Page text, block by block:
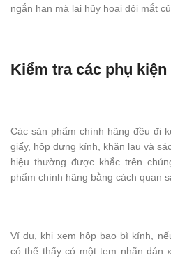
ngắn hạn mà lại hủy hoại đôi mắt
Kiểm tra các phụ kiện
Các sản phẩm chính hãng đều đi
giấy, hộp đựng kính, khăn lau và
hiệu thường được khắc trên
phẩm chính hãng bằng cách quan
Ví dụ, khi xem hộp bao bì kính,
có thể thấy có một tem nhãn dán